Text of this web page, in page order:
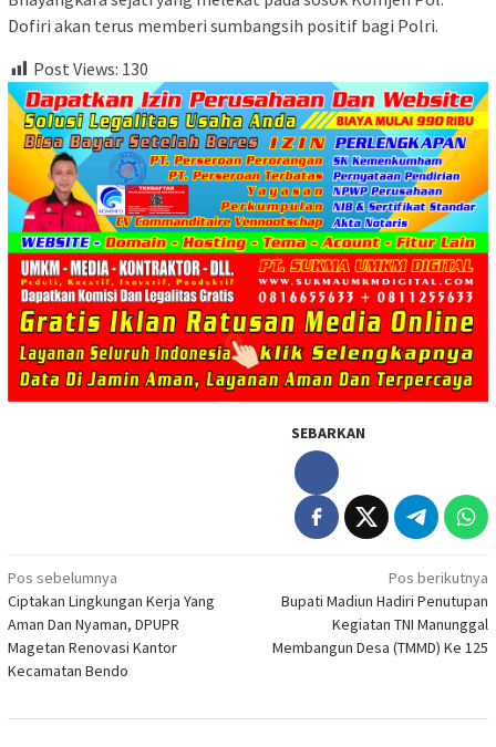
Dofiri akan terus memberi sumbangsih positif bagi Polri.
Post Views: 130
SEBARKAN
Navigasi
pos
Pos sebelumnya
Ciptakan Lingkungan Kerja Yang
Aman Dan Nyaman, DPUPR
Magetan Renovasi Kantor
Kecamatan Bendo
Pos berikutnya
Bupati Madiun Hadiri Penutupan
Kegiatan TNI Manunggal
Membangun Desa (TMMD) Ke 125